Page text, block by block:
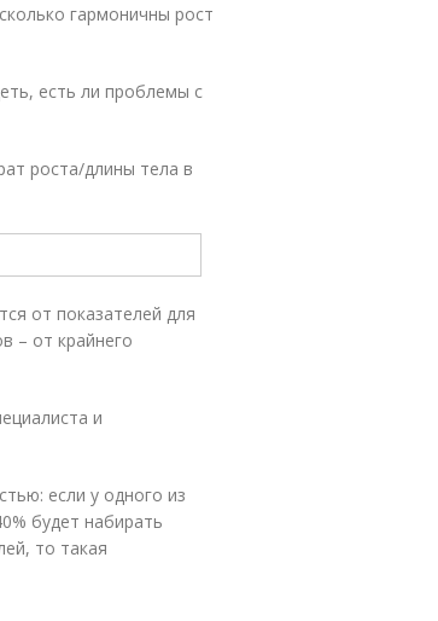
гармоничны рост
есть ли проблемы с
роста/длины тела в
от показателей для
– от крайнего
и
если у одного из
будет набирать
то такая